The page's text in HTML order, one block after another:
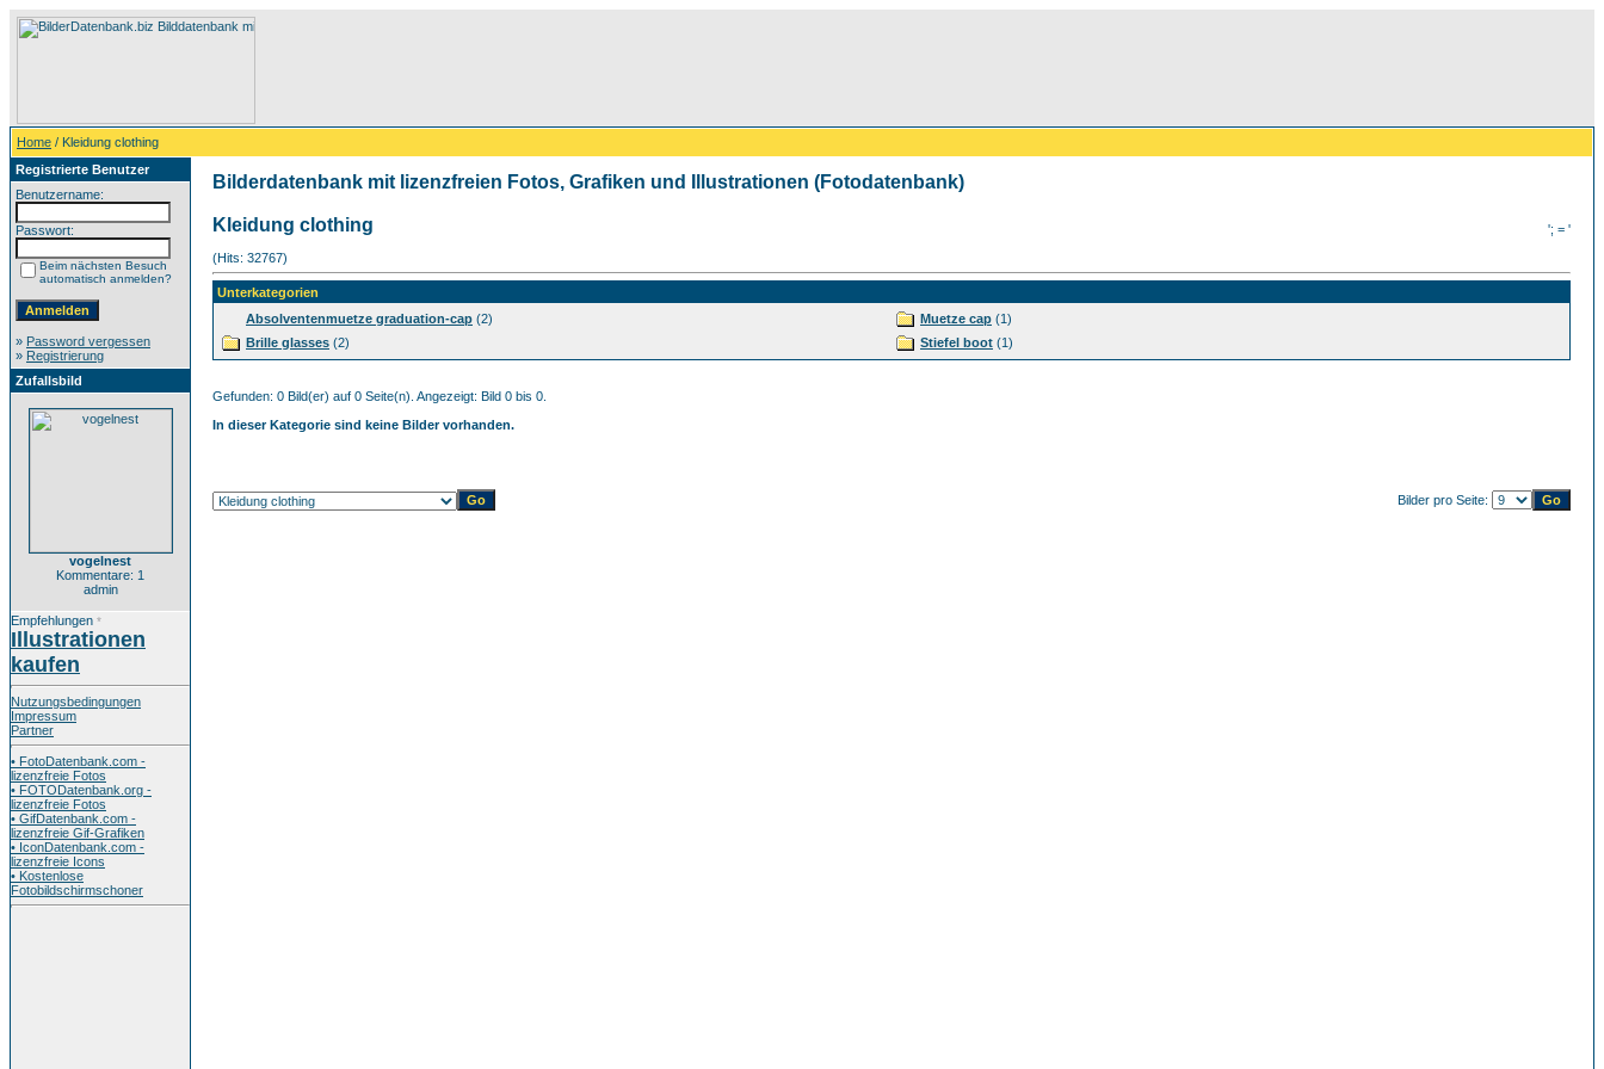
Home / Kleidung clothing
Registrierte Benutzer
Benutzername:
Passwort:
Beim nächsten Besuch
automatisch anmelden?
» Password vergessen
» Registrierung
Zufallsbild
vogelnest
Kommentare: 1
admin
Empfehlungen *
Illustrationen
kaufen
Nutzungsbedingungen
Impressum
Partner
• FotoDatenbank.com -
lizenzfreie Fotos
• FOTODatenbank.org -
lizenzfreie Fotos
• GifDatenbank.com -
lizenzfreie Gif-Grafiken
• IconDatenbank.com -
lizenzfreie Icons
• Kostenlose
Fotobildschirmschoner
Bilderdatenbank mit lizenzfreien Fotos, Grafiken und Illustrationen (Fotodatenbank)
Kleidung clothing
'; = '
(Hits: 32767)
Unterkategorien
Absolventenmuetze graduation-cap (2)
Brille glasses (2)
Muetze cap (1)
Stiefel boot (1)
Gefunden: 0 Bild(er) auf 0 Seite(n). Angezeigt: Bild 0 bis 0.
In dieser Kategorie sind keine Bilder vorhanden.
Bilder pro Seite: